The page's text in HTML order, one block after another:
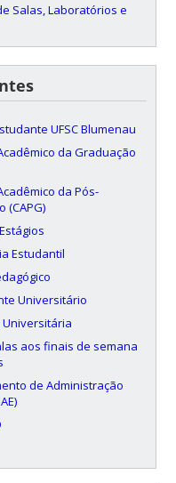
Salas, Laboratórios e
UFSC Blumenau
da Graduação
da Pós-
(CAPG)
Estudantil
Universitário
aos finais de semana
de Administração